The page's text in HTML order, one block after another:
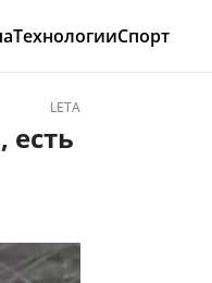
ТехнологииСпорт
LETA